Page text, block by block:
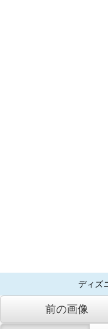
ディズ
前の画像